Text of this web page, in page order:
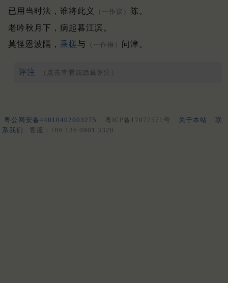
已用当时法，谁将此义
（一作议）
陈。
老吟秋月下，病起暮江滨。
莫怪恩波隔， 乘槎与 （一作得） 问津。
评注 （点击查看或隐藏评注）
粤公网安备44010402003275 粤ICP备17077571号 关于本站
联
系我们
客服：+86 136 0901 3320